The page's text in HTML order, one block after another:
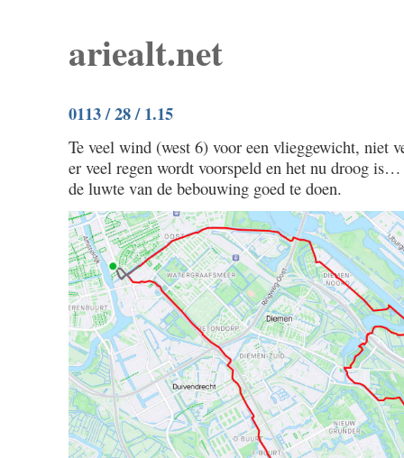
ariealt.net
0113 / 28 / 1.15
Te veel wind (west 6) voor een vlieggewicht, niet
er veel regen wordt voorspeld en het nu droog
de luwte van de bebouwing goed te doen.